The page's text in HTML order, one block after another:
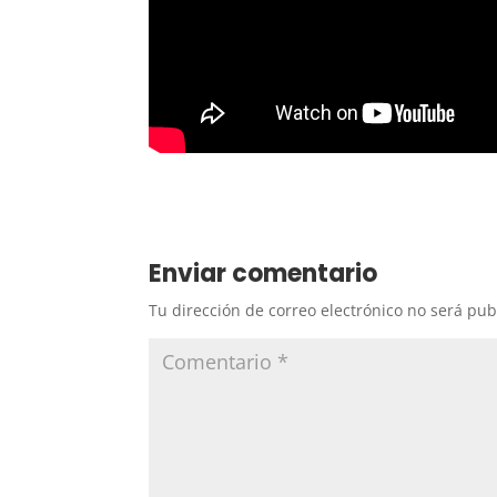
Enviar comentario
Tu dirección de correo electrónico no será